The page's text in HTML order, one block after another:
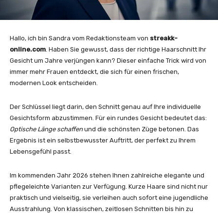
Hallo, ich bin Sandra vom Redaktionsteam von streakk-
online.com. Haben Sie gewusst, dass der richtige Haarschnitt Ihr
Gesicht um Jahre verjüngen kann? Dieser einfache Trick wird von
immer mehr Frauen entdeckt, die sich für einen frischen,
modernen Look entscheiden.
Der Schlüssel liegt darin, den Schnitt genau auf Ihre individuelle
Gesichtsform abzustimmen. Für ein rundes Gesicht bedeutet das:
Optische Länge schaffen und die schönsten Züge betonen. Das
Ergebnis ist ein selbstbewusster Auftritt, der perfekt zu Ihrem
Lebensgefühl passt.
Im kommenden Jahr 2026 stehen Ihnen zahlreiche elegante und
pflegeleichte Varianten zur Verfügung. Kurze Haare sind nicht nur
praktisch und vielseitig, sie verleihen auch sofort eine jugendliche
Ausstrahlung. Von klassischen, zeitlosen Schnitten bis hin zu